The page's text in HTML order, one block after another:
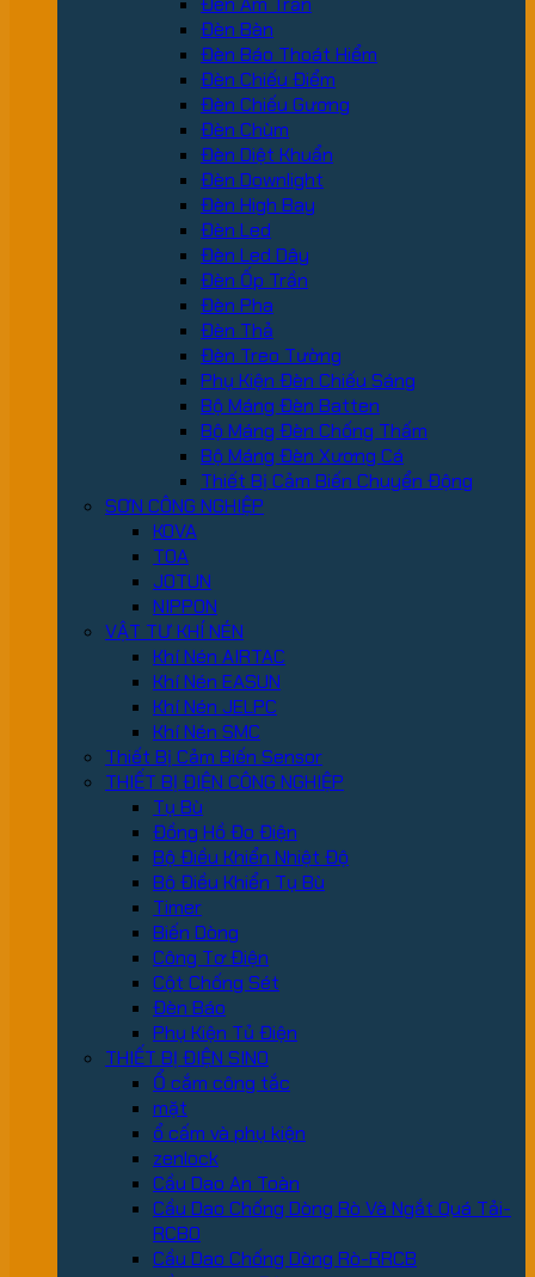
Đèn Bàn
Đèn Báo Thoát Hiểm
Đèn Chiếu Điểm
Đèn Chiếu Gương
Đèn Chùm
Đèn Diệt Khuẩn
Đèn Downlight
Đèn High Bay
Đèn Led
Đèn Led Dây
Đèn Ốp Trần
Đèn Pha
Đèn Thả
Đèn Treo Tường
Phụ Kiện Đèn Chiếu Sáng
Bộ Máng Đèn Batten
Bộ Máng Đèn Chống Thấm
Bộ Máng Đèn Xương Cá
Thiết Bị Cảm Biến Chuyển Động
SƠN CÔNG NGHIỆP
KOVA
TOA
JOTUN
NIPPON
VẬT TƯ KHÍ NÉN
Khí Nén AIRTAC
Khí Nén EASUN
Khí Nén JELPC
Khí Nén SMC
Thiết Bị Cảm Biến Sensor
THIẾT BỊ ĐIỆN CÔNG NGHIỆP
Tụ Bù
Đồng Hồ Đo Điện
Bộ Điều Khiển Nhiệt Độ
Bộ Điều Khiển Tụ Bù
Timer
Biến Dòng
Công Tơ Điện
Cột Chống Sét
Đèn Báo
Phụ Kiện Tủ Điện
THIẾT BỊ ĐIỆN SINO
Ổ cắm công tắc
mặt
ổ cấm và phụ kiện
zenlock
Cầu Dao An Toàn
Cầu Dao Chống Dòng Rò Và Ngắt Quá Tải-
RCBO
Cầu Dao Chống Dòng Rò-RRCB